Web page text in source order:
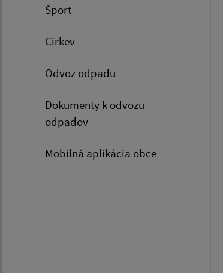
Šport
Cirkev
Odvoz odpadu
Dokumenty k odvozu
odpadov
Mobilná aplikácia obce